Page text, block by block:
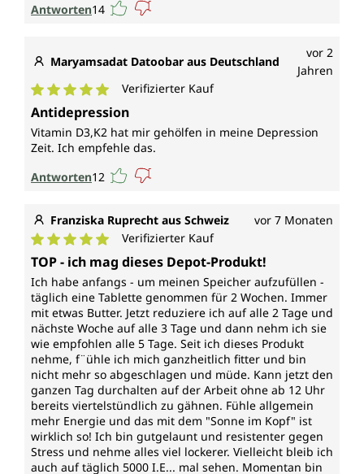
Antworten14
Maryamsadat Datoobar aus Deutschland
vor 2
Jahren
Durchschnittliche Bewertung von 5 von 5 Sternen
Verifizierter Kauf
Antidepression
Vitamin D3,K2 hat mir gehölfen in meine Depression
Zeit. Ich empfehle das.
Antworten12
Franziska Ruprecht aus Schweiz vor 7 Monaten
Durchschnittliche Bewertung von 5 von 5 Sternen
Verifizierter Kauf
TOP - ich mag dieses Depot-Produkt!
Ich habe anfangs - um meinen Speicher aufzufüllen -
täglich eine Tablette genommen für 2 Wochen. Immer
mit etwas Butter. Jetzt reduziere ich auf alle 2 Tage und
nächste Woche auf alle 3 Tage und dann nehm ich sie
wie empfohlen alle 5 Tage. Seit ich dieses Produkt
nehme, f¨ühle ich mich ganzheitlich fitter und bin
nicht mehr so abgeschlagen und müde. Kann jetzt den
ganzen Tag durchalten auf der Arbeit ohne ab 12 Uhr
bereits viertelstündlich zu gähnen. Fühle allgemein
mehr Energie und das mit dem "Sonne im Kopf" ist
wirklich so! Ich bin gutgelaunt und resistenter gegen
Stress und nehme alles viel lockerer. Vielleicht bleib ich
auch auf täglich 5000 I.E... mal sehen. Momentan bin